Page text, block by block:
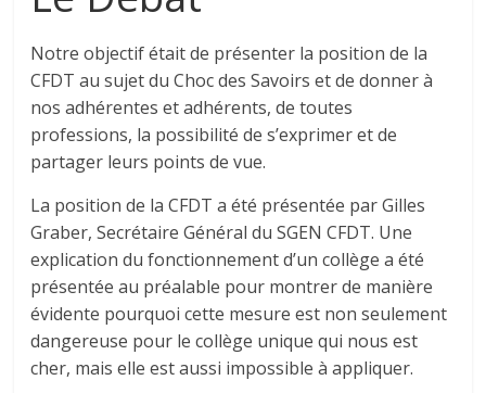
Notre objectif était de présenter la position de la
CFDT au sujet du Choc des Savoirs et de donner à
nos adhérentes et adhérents, de toutes
professions, la possibilité de s’exprimer et de
partager leurs points de vue.
La position de la CFDT a été présentée par Gilles
Graber, Secrétaire Général du SGEN CFDT. Une
explication du fonctionnement d’un collège a été
présentée au préalable pour montrer de manière
évidente pourquoi cette mesure est non seulement
dangereuse pour le collège unique qui nous est
cher, mais elle est aussi impossible à appliquer.